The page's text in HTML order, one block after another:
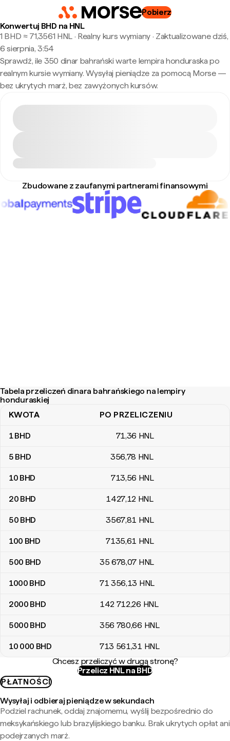
Pobierz
Konwertuj BHD na HNL
1 BHD ≈ 71,3561 HNL · Realny kurs wymiany· Zaktualizowane dziś,
6 sierpnia, 3:54
Sprawdź, ile 350 dinar bahrański warte lempira honduraska po
realnym kursie wymiany. Wysyłaj pieniądze za pomocą Morse —
bez ukrytych marż, bez zawyżonych kursów.
Zbudowane z zaufanymi partnerami finansowymi
Tabela przeliczeń dinara bahrańskiego na lempiry
honduraskiej
Tabela przeliczeń dinara bahrańskiego na lempiry honduraskiej
KWOTA PO PRZELICZENIU
1BHD 71,36 HNL
5 BHD 356,78 HNL
10 BHD 713,56 HNL
20 BHD 1427,12 HNL
50 BHD 3567,81 HNL
100 BHD 7135,61 HNL
500 BHD 35 678,07 HNL
1000 BHD 71 356,13 HNL
2000 BHD 142 712,26 HNL
5000 BHD 356 780,66 HNL
10 000 BHD 713 561,31 HNL
Chcesz przeliczyć w drugą stronę?
Przelicz HNL na BHD
PŁATNOŚCI
Wysyłaj i odbieraj pieniądze w sekundach
Podziel rachunek, oddaj znajomemu, wyślij bezpośrednio do
meksykańskiego lub brazylijskiego banku. Brak ukrytych opłat ani
podejrzanych marż.